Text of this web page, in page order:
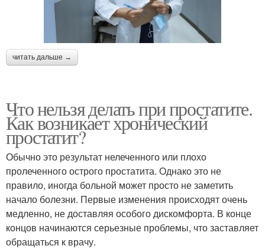
читать дальше →
Что нельзя делать при простатите.
Как возникает хронический
простатит?
Обычно это результат нелеченного или плохо
пролеченного острого простатита. Однако это не
правило, иногда больной может просто не заметить
начало болезни. Первые изменения происходят очень
медленно, не доставляя особого дискомфорта. В конце
концов начинаются серьезные проблемы, что заставляет
обращаться к врачу.